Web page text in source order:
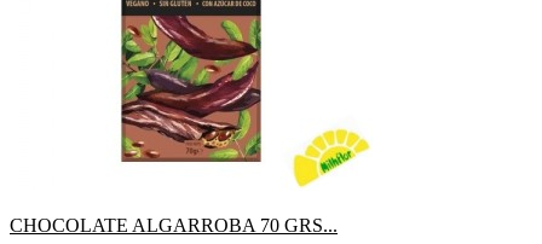
CHOCOLATE ALGARROBA 70 GRS...